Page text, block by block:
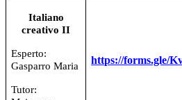
Italiano
creativo II
Esperto:
Gasparro Maria
Tutor:
https://forms.gle/